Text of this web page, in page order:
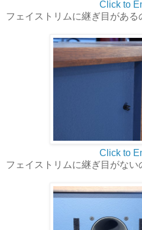
Click to
フェイストリムに継ぎ目がある
Click to
フェイストリムに継ぎ目がない